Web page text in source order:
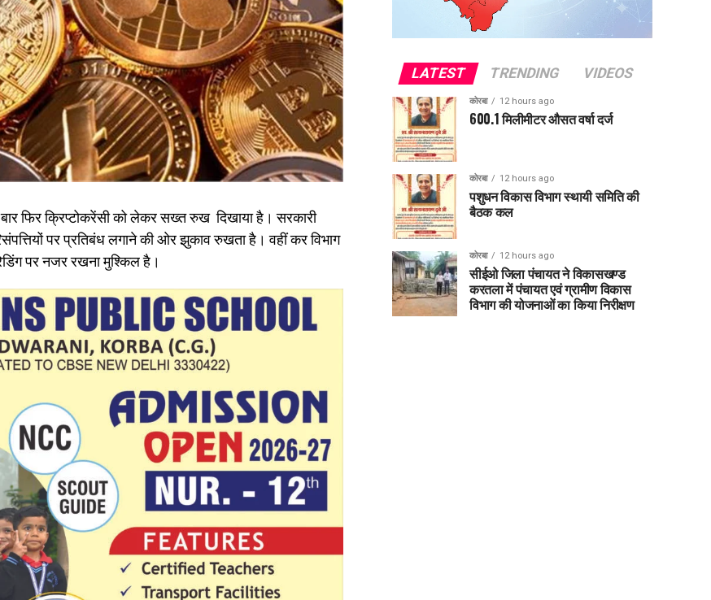
फिर क्रिप्टोकरेंसी को लेकर सख्त रुख दिखाया है। सरकारी
पर प्रतिबंध लगाने की ओर झुकाव रुखता है। वहीं कर विभाग
पर नजर रखना मुश्किल है।
LATEST TRENDING VIDEOS
कोरबा 12 hours ago
600.1 मिलीमीटर औसत वर्षा दर्ज
कोरबा 12 hours ago
पशुधन विकास विभाग स्थायी समिति की
बैठक कल
कोरबा 12 hours ago
सीईओ जिला पंचायत ने विकासखण्ड
करतला में पंचायत एवं ग्रामीण विकास
विभाग की योजनाओं का किया निरीक्षण